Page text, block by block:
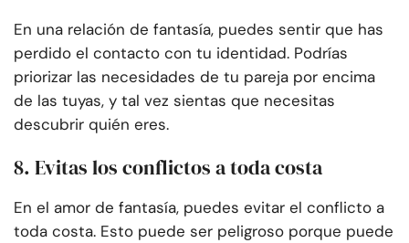
En una relación de fantasía, puedes sentir que has
perdido el contacto con tu identidad. Podrías
priorizar las necesidades de tu pareja por encima
de las tuyas, y tal vez sientas que necesitas
descubrir quién eres.
8. Evitas los conflictos a toda costa
En el amor de fantasía, puedes evitar el conflicto a
toda costa. Esto puede ser peligroso porque puede